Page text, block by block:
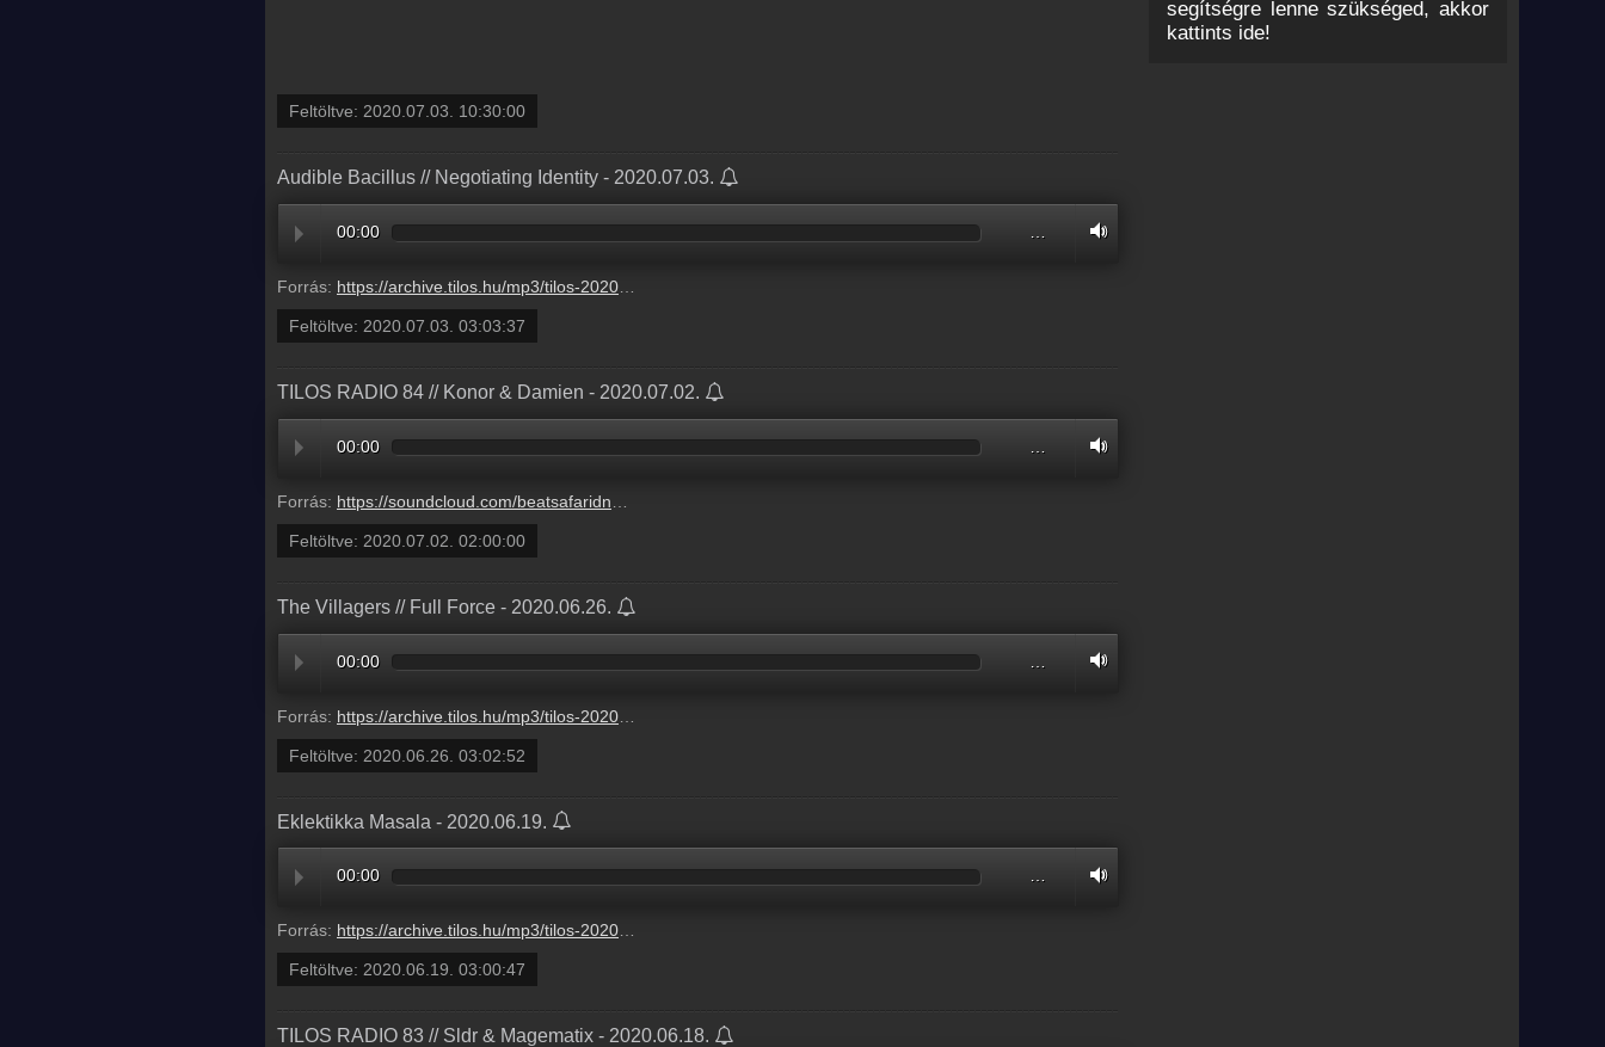
segítségre lenne szükséged, akkor
kattints ide!
Feltöltve: 2020.07.03. 10:30:00
Audible Bacillus // Negotiating Identity - 2020.07.03.
00:00
Forrás: https://archive.tilos.hu/mp3/tilos-20200703-001410-030337.mp3?s=show-optimal-normal
Feltöltve: 2020.07.03. 03:03:37
TILOS RADIO 84 // Konor & Damien - 2020.07.02.
00:00
Forrás: https://soundcloud.com/beatsafaridnb/tilos-radio-84-konor-damien#872386129
Feltöltve: 2020.07.02. 02:00:00
The Villagers // Full Force - 2020.06.26.
00:00
Forrás: https://archive.tilos.hu/mp3/tilos-20200626-001626-030252.mp3?s=show-optimal-normal
Feltöltve: 2020.06.26. 03:02:52
Eklektikka Masala - 2020.06.19.
00:00 …
Forrás: https://archive.tilos.hu/mp3/tilos-20200619-000042-030047.mp3?s=show-optimal-normal
Feltöltve: 2020.06.19. 03:00:47
TILOS RADIO 83 // Sldr & Magematix - 2020.06.18.